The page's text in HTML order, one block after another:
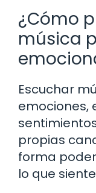
¿Cómo
música
Escuchar
emociones,
propias
forma
lo que